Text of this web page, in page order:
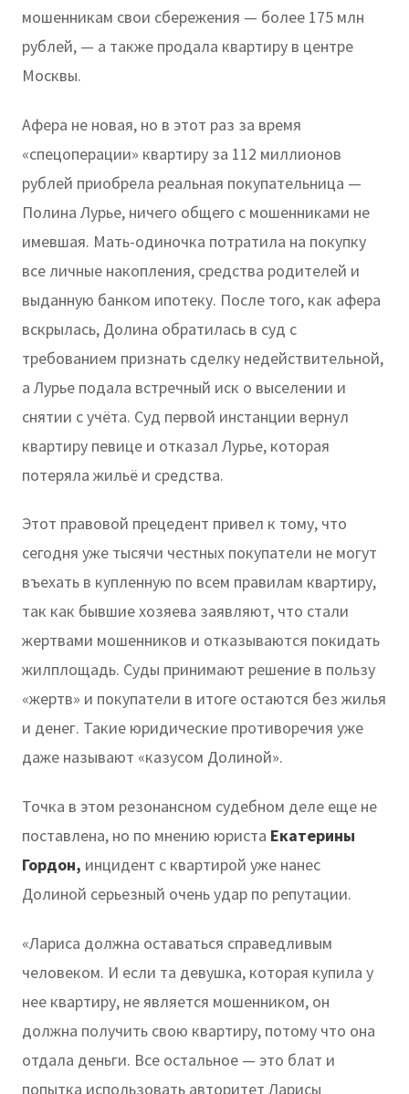
мошенникам свои сбережения — более 175 млн
рублей, — а также продала квартиру в центре
Москвы.
Афера не новая, но в этот раз за время
«спецоперации» квартиру за 112 миллионов
рублей приобрела реальная покупательница —
Полина Лурье, ничего общего с мошенниками не
имевшая. Мать-одиночка потратила на покупку
все личные накопления, средства родителей и
выданную банком ипотеку. После того, как афера
вскрылась, Долина обратилась в суд с
требованием признать сделку недействительной,
а Лурье подала встречный иск о выселении и
снятии с учёта. Суд первой инстанции вернул
квартиру певице и отказал Лурье, которая
потеряла жильё и средства.
Этот правовой прецедент привел к тому, что
сегодня уже тысячи честных покупатели не могут
въехать в купленную по всем правилам квартиру,
так как бывшие хозяева заявляют, что стали
жертвами мошенников и отказываются покидать
жилплощадь. Суды принимают решение в пользу
«жертв» и покупатели в итоге остаются без жилья
и денег. Такие юридические противоречия уже
даже называют «казусом Долиной».
Точка в этом резонансном судебном деле еще не
поставлена, но по мнению юриста Екатерины
Гордон, инцидент с квартирой уже нанес
Долиной серьезный очень удар по репутации.
«Лариса должна оставаться справедливым
человеком. И если та девушка, которая купила у
нее квартиру, не является мошенником, он
должна получить свою квартиру, потому что она
отдала деньги. Все остальное — это блат и
попытка использовать авторитет Ларисы